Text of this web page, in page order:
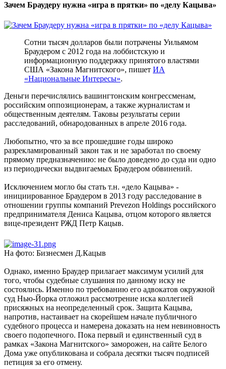
Зачем Браудеру нужна «игра в прятки» по «делу Кацыва»
Сотни тысяч долларов были потрачены Уильямом
Браудером с 2012 года на лоббистскую и
информационную поддержку принятого властями
США «Закона Магнитского», пишет ИА
«Национальные Интересы».
Деньги перечислялись вашингтонским конгрессменам,
российским оппозиционерам, а также журналистам и
общественным деятелям. Таковы результаты серии
расследований, обнародованных в апреле 2016 года.
Любопытно, что за все прошедшие годы широко
разрекламированный закон так и не заработал по своему
прямому предназначению: не было доведено до суда ни одно
из периодически выдвигаемых Браудером обвинений.
Исключением могло бы стать т.н. «дело Кацыва» -
инициированное Браудером в 2013 году расследование в
отношении группы компаний Prevezon Holdings российского
предпринимателя Дениса Кацыва, отцом которого является
вице-президент РЖД Петр Кацыв.
На фото: Бизнесмен Д.Кацыв
Однако, именно Браудер прилагает максимум усилий для
того, чтобы судебные слушания по данному иску не
состоялись. Именно по требованию его адвокатов окружной
суд Нью-Йорка отложил рассмотрение иска коллегией
присяжных на неопределенный срок. Защита Кацыва,
напротив, настаивает на скорейшем начале публичного
судебного процесса и намерена доказать на нем невиновность
своего подопечного. Пока первый и единственный суд в
рамках «Закона Магнитского» заморожен, на сайте Белого
Дома уже опубликована и собрала десятки тысяч подписей
петиция за его отмену.